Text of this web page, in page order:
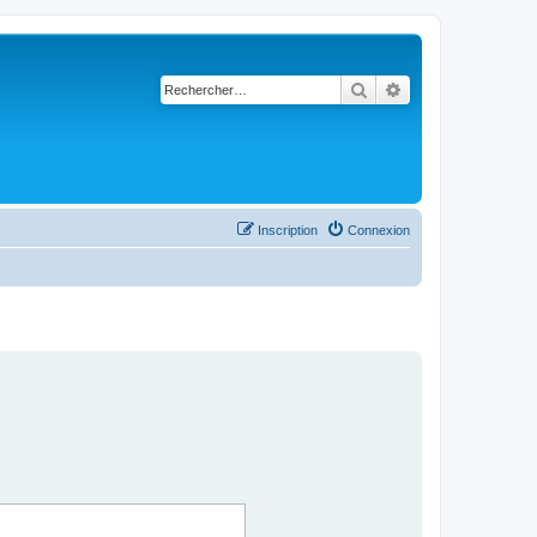
Rechercher
Connexion
Inscription